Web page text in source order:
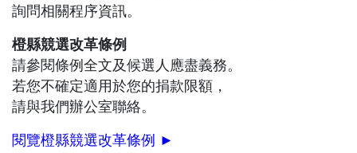
詢問相關程序資訊。
橙縣競選改革條例
請參閱條例全文及候選人應盡義務。
若您不確定適用於您的捐款限額，
請與我們辦公室聯絡。
閱覽橙縣競選改革條例 ►